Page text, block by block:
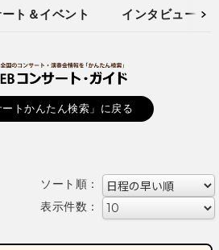
ト＆イベント インタビュー
トかんたん検索」に戻る
ソート順：
表示件数：